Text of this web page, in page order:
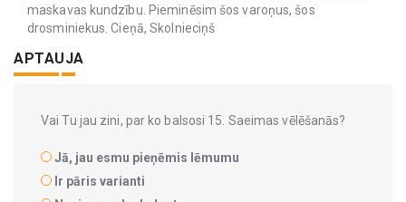
maskavas kundzību. Pieminēsim šos varoņus, šos
drosminiekus. Cieņā, Skolnieciņš
APTAUJA
Vai Tu jau zini, par ko balsosi 15. Saeimas vēlēšanās?
Jā, jau esmu pieņēmis lēmumu
Ir pāris varianti